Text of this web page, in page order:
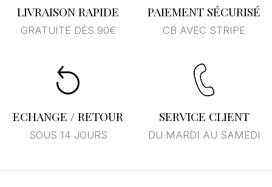
LIVRAISON RAPIDE
GRATUITE DÈS 90€
PAIEMENT SÉCURISÉ
CB AVEC STRIPE
ECHANGE / RETOUR
SOUS 14 JOURS
SERVICE CLIENT
DU MARDI AU SAMEDI